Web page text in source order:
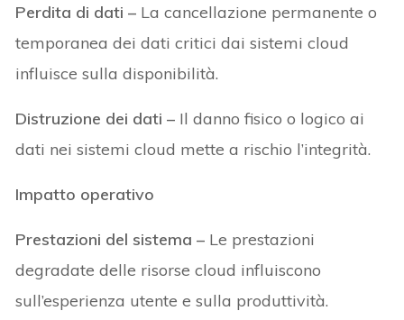
Perdita di dati – La cancellazione permanente o
temporanea dei dati critici dai sistemi cloud
influisce sulla disponibilità.
Distruzione dei dati – Il danno fisico o logico ai
dati nei sistemi cloud mette a rischio l’integrità.
Impatto operativo
Prestazioni del sistema – Le prestazioni
degradate delle risorse cloud influiscono
sull’esperienza utente e sulla produttività.